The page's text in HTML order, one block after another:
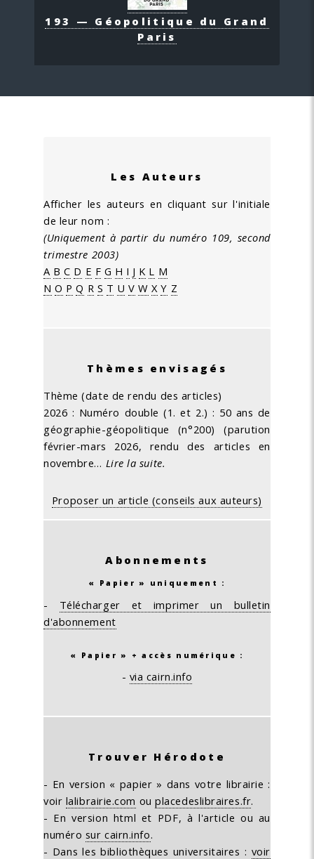
193 — Géopolitique du Grand
Paris
Les Auteurs
Afficher les auteurs en cliquant sur l'initiale
de leur nom :
(Uniquement à partir du numéro 109, second
trimestre 2003)
A B C D E F G H I J K L M
N O P Q R S T U V W X Y Z
Thèmes envisagés
Thème (date de rendu des articles)
2026 : Numéro double (1. et 2.) : 50 ans de
géographie-géopolitique (n°200) (parution
février-mars 2026, rendu des articles en
novembre… Lire la suite.
Proposer un article (conseils aux auteurs)
Abonnements
« Papier » uniquement :
- Télécharger et imprimer un bulletin
d'abonnement
« Papier » + accès numérique :
- via cairn.info
Trouver Hérodote
- En version « papier » dans votre librairie :
voir lalibrairie.com ouplacedeslibraires.fr.
- En version html et PDF, à l'article ou au
numéro sur cairn.info.
- Dans les bibliothèques universitaires : voir